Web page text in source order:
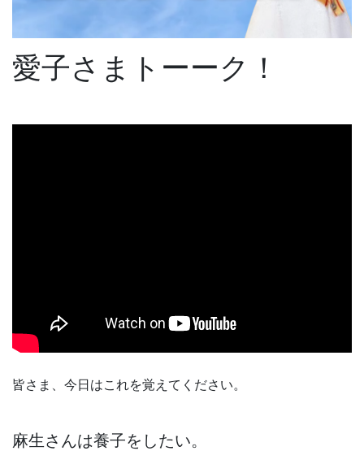
愛子さまトーーク！
皆さま、今日はこれを覚えてください。
麻生さんは養子をしたい。